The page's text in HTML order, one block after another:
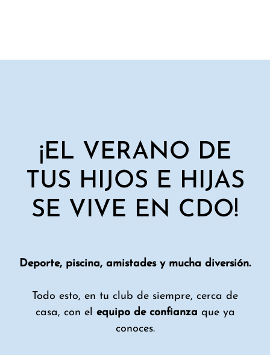
¡EL VERANO DE
TUS HIJOS E HIJAS
SE VIVE EN CDO!
Deporte, piscina, amistades y mucha diversión.
Todo esto, en tu club de siempre, cerca de
casa, con el equipo de confianza que ya
conoces.